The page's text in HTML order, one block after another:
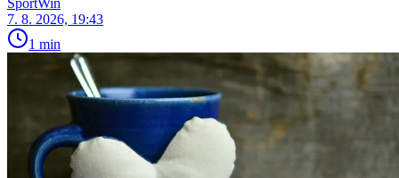
SportWin
7. 8. 2026, 19:43
1 min